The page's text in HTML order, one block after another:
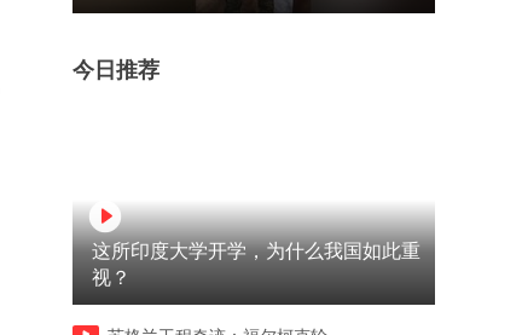
00:37
王耀庆0帧起手跳舞 咱也不知
法特一家带周有君一家去赛
今日推荐
这所印度大学开学，为什么我国如此重
视？